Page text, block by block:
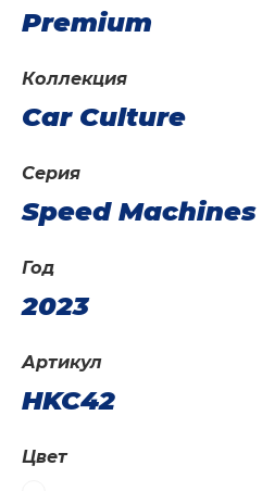
Premium
Год
2023
Коллекция
Car Culture
Артикул
HKC42
Серия
Speed
Цвет